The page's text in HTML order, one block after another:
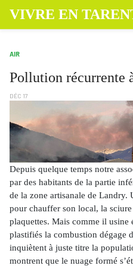
VIVRE EN
AIR
Pollution récurrente
DÉC 17
Depuis quelque temps notre
par des habitants de la partie
de la zone artisanale de Landry.
pour chauffer son local, la
plaquettes. Mais comme il usine
plastifiés la combustion dégage
inquiètent à juste titre la
montrent que le nuage formé